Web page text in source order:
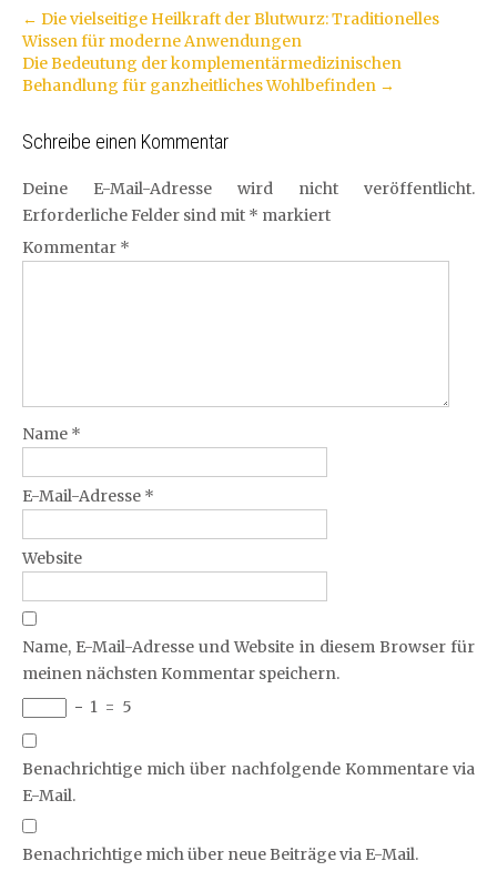
Artikel-
Navigation
← Die vielseitige Heilkraft der Blutwurz: Traditionelles
Wissen für moderne Anwendungen
Die Bedeutung der komplementärmedizinischen
Behandlung für ganzheitliches Wohlbefinden →
Schreibe einen Kommentar
Deine E-Mail-Adresse wird nicht veröffentlicht.
Erforderliche Felder sind mit * markiert
Kommentar *
Name *
E-Mail-Adresse *
Website
Name, E-Mail-Adresse und Website in diesem Browser für
meinen nächsten Kommentar speichern.
− 1 = 5
Benachrichtige mich über nachfolgende Kommentare via
E-Mail.
Benachrichtige mich über neue Beiträge via E-Mail.